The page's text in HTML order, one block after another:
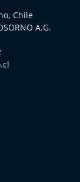
Chile
A.G.